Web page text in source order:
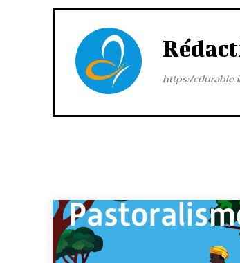
https:/